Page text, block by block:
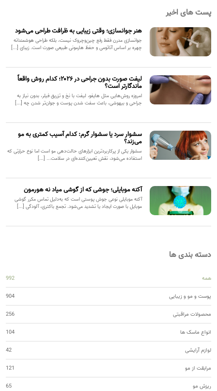
پست های اخیر
هنر جوانسازی؛ وقتی زیبایی به ظرافت طراحی می‌شود
جوانسازی مدرن فقط رفع چین‌وچروک نیست، بلکه طراحی هوشمندانه
چهره بر اساس آناتومی و حفظ هارمونی طبیعی صورت است. زیبای [...]
لیفت صورت بدون جراحی در ۲۰۲۶؛ کدام روش واقعاً
ماندگارتر است؟
امروزه روش‌هایی مثل هایفو، لیفت با نخ و تزریق فیلر، بدون نیاز به
جراحی و بیهوشی، باعث سفت شدن پوست و جوان‌تر شدن چه [...]
سشوار سرد یا سشوار گرم: کدام آسیب کمتری به مو
می‌زند؟
سشوار یکی از پرکاربردترین ابزارهای حالت‌دهی مو است اما نوع حرارتی که
استفاده می‌شود، نقش تعیین‌کننده‌ای در سلامت... [...]
آکنه موبایلی؛ جوشی که از گوشی میاد نه هورمون
آکنه موبایلی نوعی جوش پوستی است که به‌دلیل تماس مکرر گوشی
موبایل با صورت ایجاد یا تشدید می‌شود. تجمع باکتری، آلودگی [...]
دسته بندی ها
همه 992
پوست و مو و زیبایی 904
محصولات مراقبتی 256
انواع ماسک ها 104
لوازم آرایشی 42
مرابقت از مو 121
ریزش مو 65